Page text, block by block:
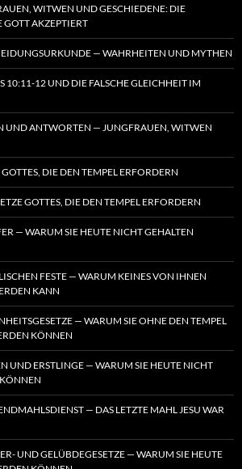
WITWEN UND GESCHIEDENE: DIE
AKZEPTIERT
— WAHRHEITEN UND MYTHEN
10:11-12 UND DIE FALSCHE GLEICHHEIT IM
UND ANTWORTEN — JUNGFRAUEN, WITWEN
DIE DEN TEMPEL ERFORDERN
GOTTES, DIE DEN TEMPEL ERFORDERN
— WARUM SIE HEUTE NICHT GEHALTEN
FESTE — WARUM KEINES VON IHNEN
KANN
— WARUM SIE OHNE DEN TEMPEL
KÖNNEN
UND ERSTLINGE — WARUM SIE HEUTE NICHT
— DAS LETZTE MAHL JESU WAR
UND GELÜBDEGESETZE — WARUM SIE HEUTE